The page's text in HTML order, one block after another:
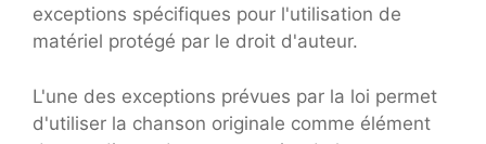
exceptions spécifiques pour l'utilisation de
matériel protégé par le droit d'auteur.
L'une des exceptions prévues par la loi permet
d'utiliser la chanson originale comme élément